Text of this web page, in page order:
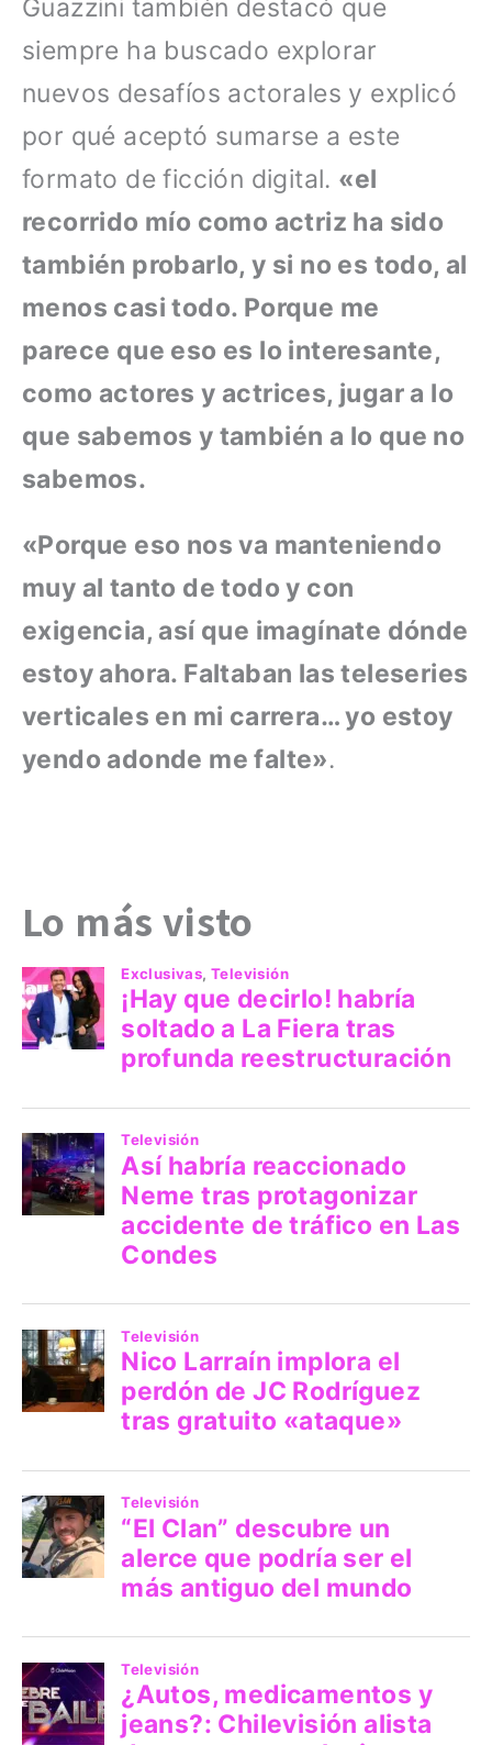
Guazzini también destacó que
siempre ha buscado explorar
nuevos desafíos actorales y explicó
por qué aceptó sumarse a este
formato de ficción digital. «el
recorrido mío como actriz ha sido
también probarlo, y si no es todo, al
menos casi todo. Porque me
parece que eso es lo interesante,
como actores y actrices, jugar a lo
que sabemos y también a lo que no
sabemos.
«Porque eso nos va manteniendo
muy al tanto de todo y con
exigencia, así que imagínate dónde
estoy ahora. Faltaban las teleseries
verticales en mi carrera… yo estoy
yendo adonde me falte».
Lo más visto